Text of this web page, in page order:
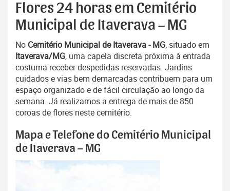
Flores 24 horas em Cemitério
Municipal de Itaverava – MG
No Cemitério Municipal de Itaverava - MG, situado em
Itaverava/MG, uma capela discreta próxima à entrada
costuma receber despedidas reservadas. Jardins
cuidados e vias bem demarcadas contribuem para um
espaço organizado e de fácil circulação ao longo da
semana. Já realizamos a entrega de mais de 850
coroas de flores neste cemitério.
Mapa e Telefone do Cemitério Municipal
de Itaverava – MG